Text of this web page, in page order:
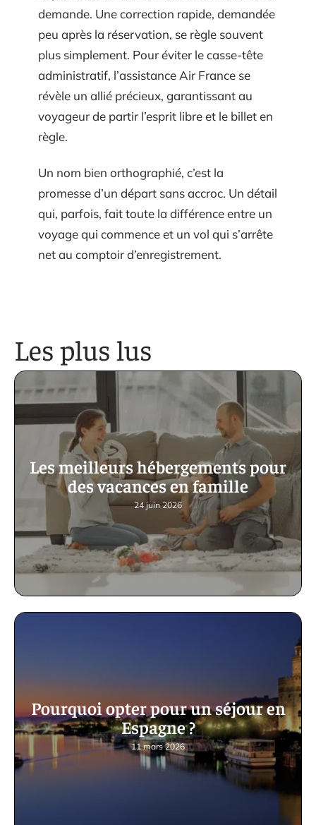
demande. Une correction rapide, demandée
peu après la réservation, se règle souvent
plus simplement. Pour éviter le casse-tête
administratif, l’assistance Air France se
révèle un allié précieux, garantissant au
voyageur de partir l’esprit libre et le billet en
règle.
Un nom bien orthographié, c’est la
promesse d’un départ sans accroc. Un détail
qui, parfois, fait toute la différence entre un
voyage qui commence et un vol qui s’arrête
net au comptoir d’enregistrement.
Les plus lus
Les meilleurs hébergements pour
des vacances en famille
24 juin 2026
Pourquoi opter pour un séjour en
Espagne ?
11 mars 2026